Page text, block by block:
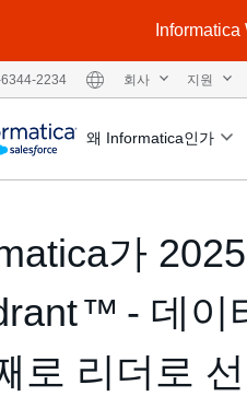
왜 Informatica인가
2234 회사 지원
가
™ - 데이
로 리더로